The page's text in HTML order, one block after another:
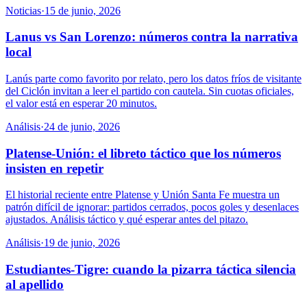
Noticias·15 de junio, 2026
Lanus vs San Lorenzo: números contra la narrativa
local
Lanús parte como favorito por relato, pero los datos fríos de visitante
del Ciclón invitan a leer el partido con cautela. Sin cuotas oficiales,
el valor está en esperar 20 minutos.
Análisis·24 de junio, 2026
Platense-Unión: el libreto táctico que los números
insisten en repetir
El historial reciente entre Platense y Unión Santa Fe muestra un
patrón difícil de ignorar: partidos cerrados, pocos goles y desenlaces
ajustados. Análisis táctico y qué esperar antes del pitazo.
Análisis·19 de junio, 2026
Estudiantes-Tigre: cuando la pizarra táctica silencia
al apellido